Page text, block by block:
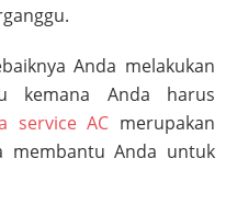
Anda melakukan
kemana Anda harus
service AC merupakan
membantu Anda untuk